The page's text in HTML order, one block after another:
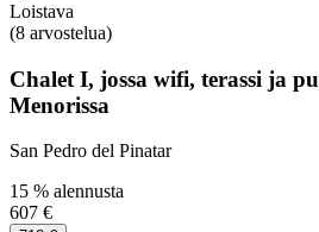
Loistava
(8 arvostelua)
Chalet I, jossa wifi, terassi ja
Menorissa
San Pedro del Pinatar
15 % alennusta
607 €